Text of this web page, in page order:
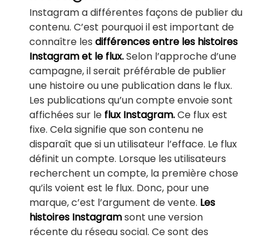
Instagram a différentes façons de publier du
contenu. C’est pourquoi il est important de
connaître les différences entre les histoires
Instagram et le flux.Selon l’approche d’une
campagne, il serait préférable de publier
une histoire ou une publication dans le flux.
Les publications qu’un compte envoie sont
affichées sur le flux Instagram.Ce flux est
fixe. Cela signifie que son contenu ne
disparaît que si un utilisateur l’efface. Le flux
définit un compte. Lorsque les utilisateurs
recherchent un compte, la première chose
qu’ils voient est le flux. Donc, pour une
marque, c’est l’argument de vente. Les
histoires Instagramsont une version
récente du réseau social. Ce sont des